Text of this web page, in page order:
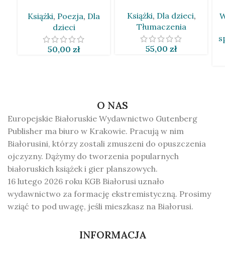
Skurko [BLR]
Książki, Poezja, Dla
dzieci
50,00 zł
Książki, Dla dzieci,
Tłumaczenia
55,00 zł
O NAS
Europejskie Białoruskie Wydawnictwo Gutenberg
Publisher ma biuro w Krakowie. Pracują w nim
Białorusini, którzy zostali zmuszeni do opuszczenia
ojczyzny. Dążymy do tworzenia popularnych
białoruskich książek i gier planszowych.
16 lutego 2026 roku KGB Białorusi uznało
wydawnictwo za formację ekstremistyczną. Prosimy
wziąć to pod uwagę, jeśli mieszkasz na Białorusi.
INFORMACJA